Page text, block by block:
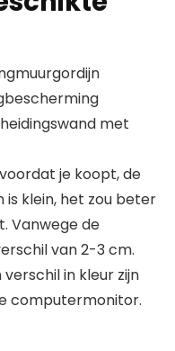
met
je koopt, de
is klein, het zou beter
Vanwege de
van 2-3 cm.
verschil in kleur zijn
computermonitor.